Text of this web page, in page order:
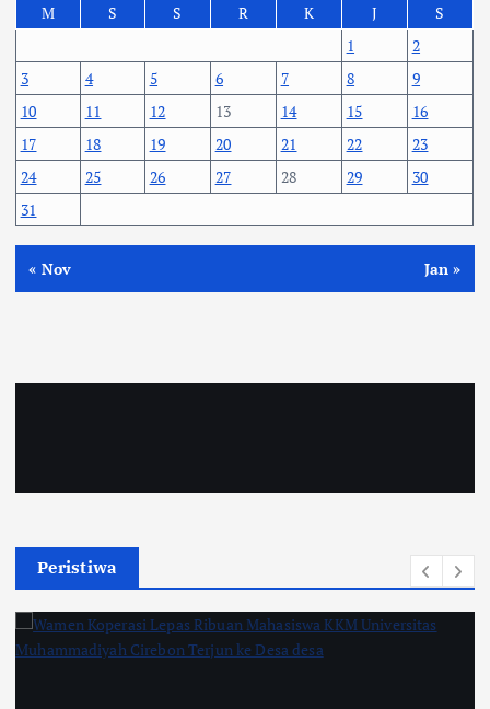
M
S S R K J
S
1
2
3
4 5 6 7 8
9
10
11 12 13 14 15
16
17
18 19 20 21 22
23
24
25 26 27 28 29
30
31
« Nov Jan »
Peristiwa